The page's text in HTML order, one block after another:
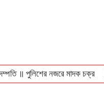
॥ পুলিশের নজরে মাদক চক্র